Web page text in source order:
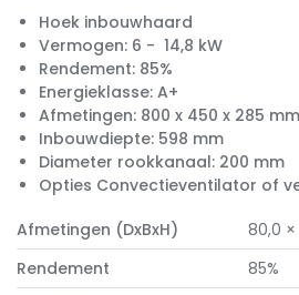
Hoek inbouwhaard
Vermogen: 6 - 14,8 kW
Rendement: 85%
Energieklasse: A+
Afmetingen: 800 x 450 x 285 mm
Inbouwdiepte: 598 mm
Diameter rookkanaal: 200 mm
Opties Convectieventilator of
Afmetingen (DxBxH)
80,0
Rendement
85%